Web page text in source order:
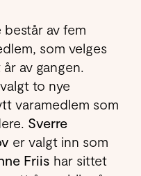
av fem
som velges
av gangen.
to nye
varamedlem som
Sverre
er valgt inn som
Friis har sittet